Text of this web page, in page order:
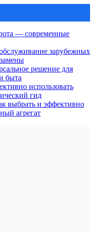
— современные
зарубежных
решение для
быта
использовать
гид
выбрать и эффективно
агрегат